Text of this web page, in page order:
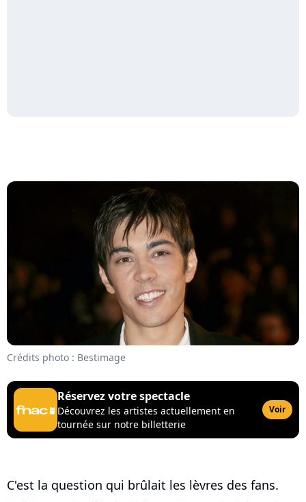
Crédits photo : Bestimage
Réservez votre spectacle
Découvrez les artistes actuellement en
tournée sur notre billetterie
Voir
C'est la question qui brûlait les lèvres des fans.